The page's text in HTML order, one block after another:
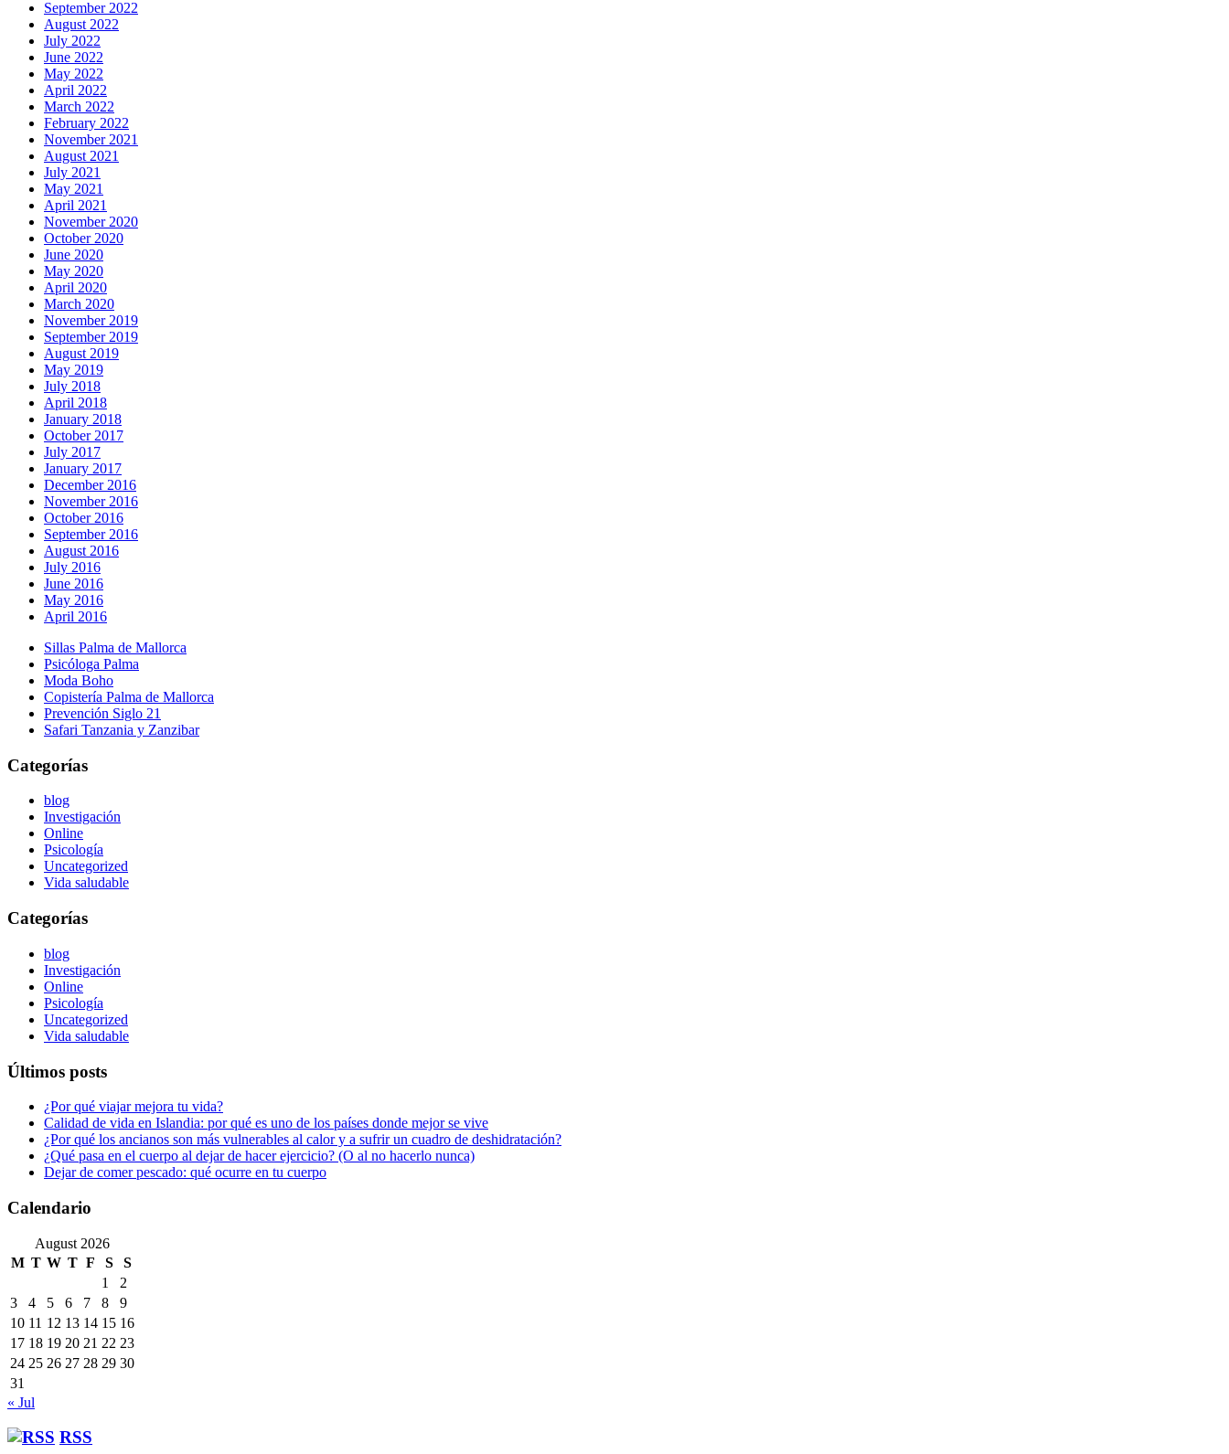
September 2022
August 2022
July 2022
June 2022
May 2022
April 2022
March 2022
February 2022
November 2021
August 2021
July 2021
May 2021
April 2021
November 2020
October 2020
June 2020
May 2020
April 2020
March 2020
November 2019
September 2019
August 2019
May 2019
July 2018
April 2018
January 2018
October 2017
July 2017
January 2017
December 2016
November 2016
October 2016
September 2016
August 2016
July 2016
June 2016
May 2016
April 2016
Sillas Palma de Mallorca
Psicóloga Palma
Moda Boho
Copistería Palma de Mallorca
Prevención Siglo 21
Safari Tanzania y Zanzibar
Categorías
blog
Investigación
Online
Psicología
Uncategorized
Vida saludable
Categorías
blog
Investigación
Online
Psicología
Uncategorized
Vida saludable
Últimos posts
¿Por qué viajar mejora tu vida?
Calidad de vida en Islandia: por qué es uno de los países donde mejor se vive
¿Por qué los ancianos son más vulnerables al calor y a sufrir un cuadro de deshidratación?
¿Qué pasa en el cuerpo al dejar de hacer ejercicio? (O al no hacerlo nunca)
Dejar de comer pescado: qué ocurre en tu cuerpo
Calendario
August 2026
M T W T F S
S
1
2
3
4 5 6 7 8
9
10 11 12 13 14 15 16
17 18 19 20 21 22 23
24 25 26 27 28 29 30
31
« Jul
RSS